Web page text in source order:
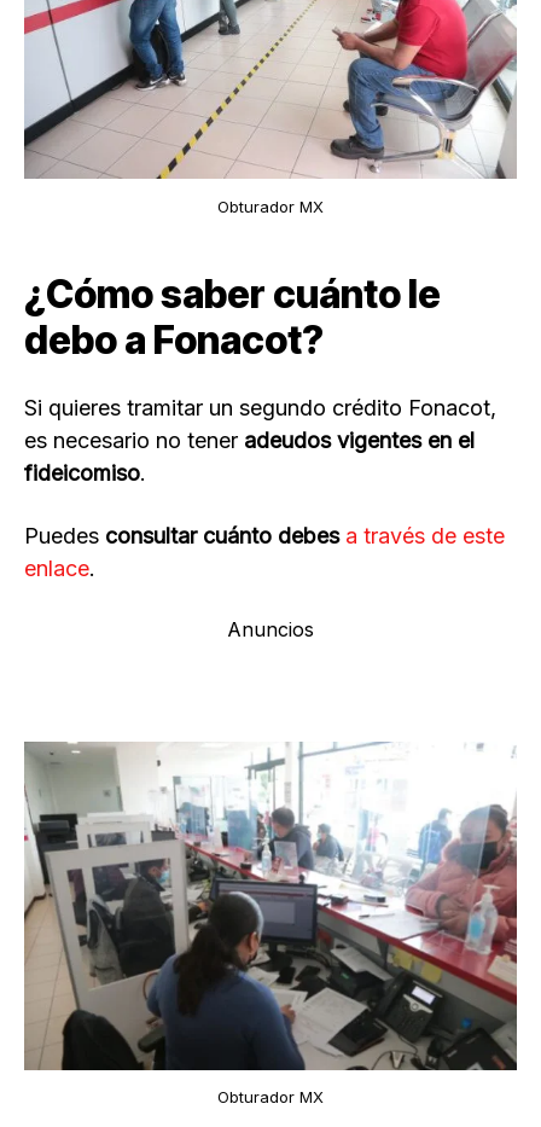
Obturador MX
¿Cómo saber cuánto le
debo a Fonacot?
Si quieres tramitar un segundo crédito Fonacot,
es necesario no tener adeudos vigentes en el
fideicomiso.
Puedes consultar cuánto debesa través de este
enlace.
Anuncios
Obturador MX